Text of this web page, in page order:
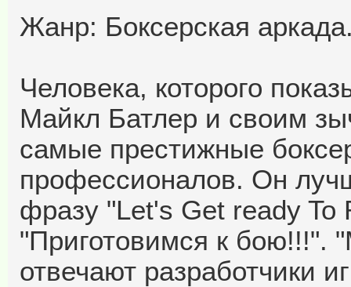
Жанр: Боксерская
Человека, которого
Майкл Батлер и своим
самые престижные
профессионалов. Он
фразу "Let's Get ready To
"Приготовимся к бою!!!".
отвечают разработчики